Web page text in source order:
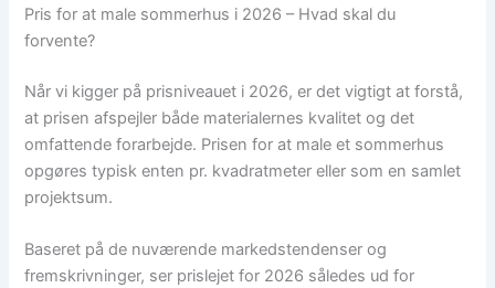
Pris for at male sommerhus i 2026 – Hvad skal du
forvente?
Når vi kigger på prisniveauet i 2026, er det vigtigt at forstå,
at prisen afspejler både materialernes kvalitet og det
omfattende forarbejde. Prisen for at male et sommerhus
opgøres typisk enten pr. kvadratmeter eller som en samlet
projektsum.
Baseret på de nuværende markedstendenser og
fremskrivninger, ser prislejet for 2026 således ud for